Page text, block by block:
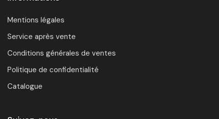
Mentions légales
Service après vente
Conditions générales de ventes
Politique de confidentialité
Catalogue